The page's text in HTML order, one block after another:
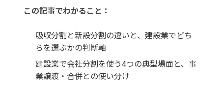
この記事でわかること：
吸収分割と新設分割の違いと、建設業でどち
らを選ぶかの判断軸
建設業で会社分割を使う4つの典型場面と、事
業譲渡・合併との使い分け